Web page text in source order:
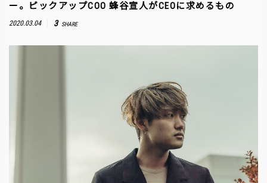
ー。ピックアップCOO 蜂谷宣人がCEOに求めるもの
2020.03.04 3 SHARE